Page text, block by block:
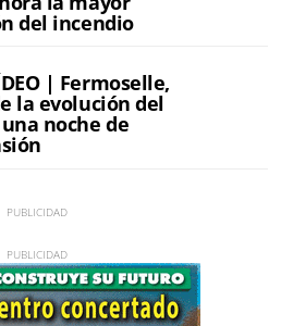
del incendio
| Fermoselle,
la evolución del
noche de